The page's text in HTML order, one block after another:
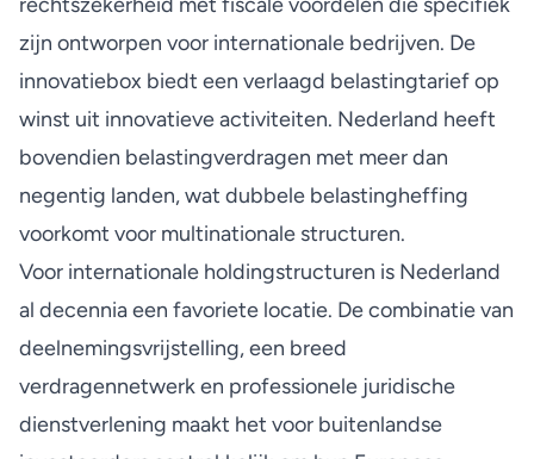
zijn ontworpen voor internationale bedrijven. De
innovatiebox biedt een verlaagd belastingtarief op
winst uit innovatieve activiteiten. Nederland heeft
bovendien belastingverdragen met meer dan
negentig landen, wat dubbele belastingheffing
voorkomt voor multinationale structuren.
Voor internationale holdingstructuren is Nederland
al decennia een favoriete locatie. De combinatie van
deelnemingsvrijstelling, een breed
verdragennetwerk en professionele juridische
dienstverlening maakt het voor buitenlandse